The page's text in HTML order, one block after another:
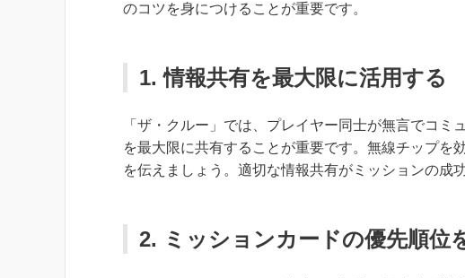
のコツを身につけることが重要です。
1. 情報共有を最大限に活用する
「ザ・クルー」では、プレイヤー同士が無言でコ
を最大限に共有することが重要です。無線チップを
を伝えましょう。適切な情報共有がミッションの成
2. ミッションカードの優先順位